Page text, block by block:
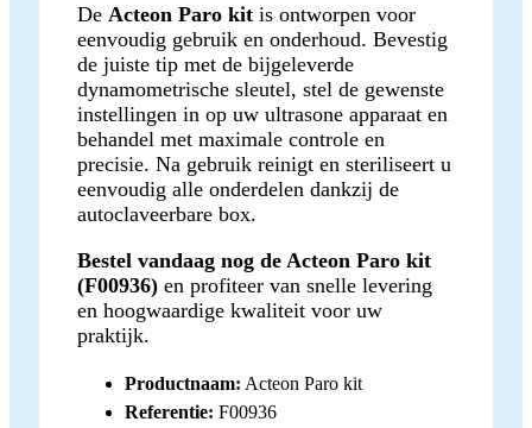
De Acteon Paro kit is ontworpen voor
eenvoudig gebruik en onderhoud. Bevestig
de juiste tip met de bijgeleverde
dynamometrische sleutel, stel de gewenste
instellingen in op uw ultrasone apparaat en
behandel met maximale controle en
precisie. Na gebruik reinigt en steriliseert u
eenvoudig alle onderdelen dankzij de
autoclaveerbare box.
Bestel vandaag nog de Acteon Paro kit
(F00936) en profiteer van snelle levering
en hoogwaardige kwaliteit voor uw
praktijk.
Productnaam: Acteon Paro kit
Referentie: F00936